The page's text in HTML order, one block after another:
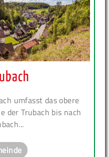
umfasst das obere
der Trubach bis nach